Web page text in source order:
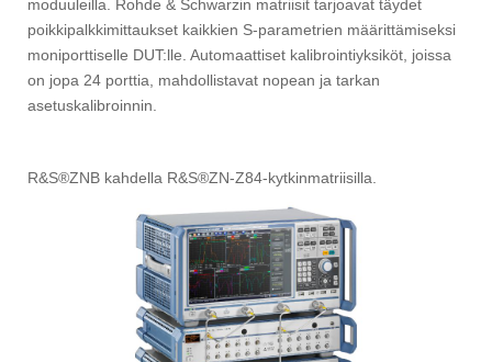
moduuleilla. Rohde & Schwarzin matriisit tarjoavat täydet
poikkipalkkimittaukset kaikkien S-parametrien määrittämiseksi
moniporttiselle DUT:lle. Automaattiset kalibrointiyksiköt, joissa
on jopa 24 porttia, mahdollistavat nopean ja tarkan
asetuskalibroinnin.
R&S®ZNB kahdella R&S®ZN-Z84-kytkinmatriisilla.